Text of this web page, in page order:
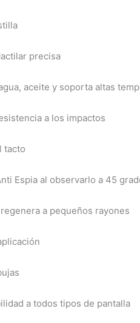
precisa
aceite y soporta altas
a los impactos
tacto
Espia al observarlo a 45
a pequeños rayones
a todos tipos de pantalla